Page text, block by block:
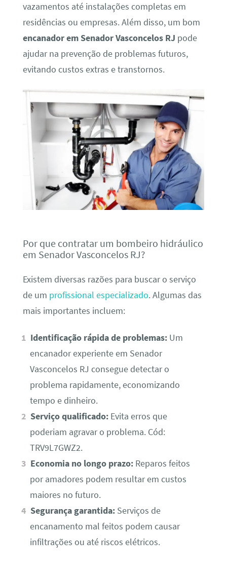
vazamentos até instalações completas em
residências ou empresas. Além disso, um bom
encanador em Senador Vasconcelos RJ pode
ajudar na prevenção de problemas futuros,
evitando custos extras e transtornos.
Por que contratar um bombeiro hidráulico
em Senador Vasconcelos RJ?
Existem diversas razões para buscar o serviço
de um profissional especializado. Algumas das
mais importantes incluem:
Identificação rápida de problemas: Um
encanador experiente em Senador
Vasconcelos RJ consegue detectar o
problema rapidamente, economizando
tempo e dinheiro.
Serviço qualificado: Evita erros que
poderiam agravar o problema. Cód:
TRV9L7GWZ2.
Economia no longo prazo: Reparos feitos
por amadores podem resultar em custos
maiores no futuro.
Segurança garantida: Serviços de
encanamento mal feitos podem causar
infiltrações ou até riscos elétricos.